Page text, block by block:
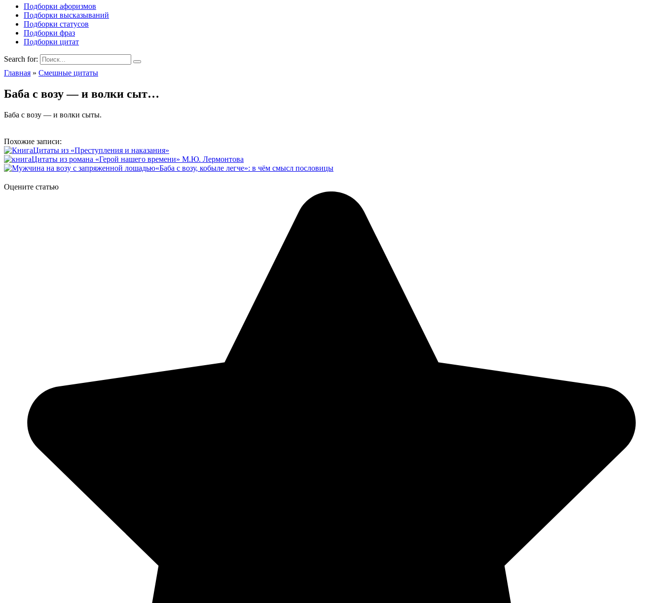
Подборки афоризмов
Подборки высказываний
Подборки статусов
Подборки фраз
Подборки цитат
Search for:
Главная » Смешные цитаты
Баба с возу — и волки сыт…
Баба с возу — и волки сыты.
Похожие записи:
Цитаты из «Преступления и наказания»
Цитаты из романа «Герой нашего времени» М.Ю. Лермонтова
«Баба с возу, кобыле легче»: в чём смысл пословицы
Оцените статью